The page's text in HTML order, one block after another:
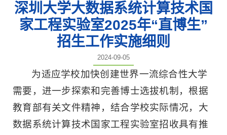
深圳大学大数据系统计算技术国
家工程实验室2025年“直博生”
招生工作实施细则
2024-09-05
为适应学校加快创建世界一流综合性大学
需要，进一步探索和完善博士选拔机制，根据
教育部有关文件精神，结合学校实际情况，大
数据系统计算技术国家工程实验室招收具有推